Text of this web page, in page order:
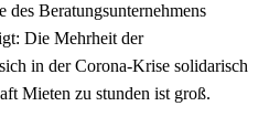
Beratungsunternehmens
Die Mehrheit der
in der Corona-Krise solidarisch
Mieten zu stunden ist groß.